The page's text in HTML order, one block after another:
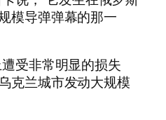
模导弹弹幕的那一
受非常明显的损失
克兰城市发动大规模